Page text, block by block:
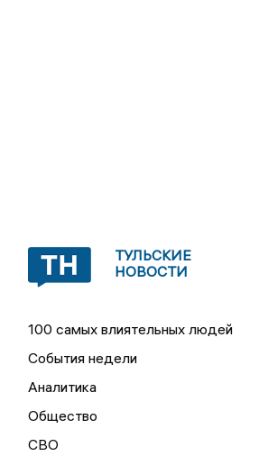
ТУЛЬСКИЕ
НОВОСТИ
100 самых влиятельных людей
События недели
Аналитика
Общество
СВО